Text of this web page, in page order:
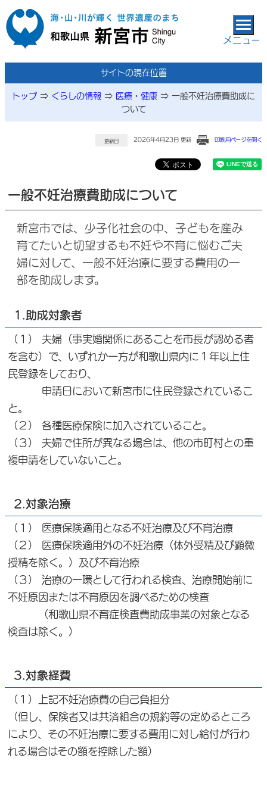
本文へ移動
メニュー
サイトの現在位置
トップ ⇒ くらしの情報 ⇒ 医療・健康 ⇒ 一般不妊治療費助成に
ついて
更新日 2026年4月23日 更新 印刷用ページを開く
一般不妊治療費助成について
新宮市では、少子化社会の中、子どもを産み
育てたいと切望するも不妊や不育に悩むご夫
婦に対して、一般不妊治療に要する費用の一
部を助成します。
1.助成対象者
（１） 夫婦（事実婚関係にあることを市長が認める者
を含む）で、いずれか一方が和歌山県内に１年以上住
民登録をしており、
申請日において新宮市に住民登録されているこ
と。
（２） 各種医療保険に加入されていること。
（３） 夫婦で住所が異なる場合は、他の市町村との重
複申請をしていないこと。
2.対象治療
（１） 医療保険適用となる不妊治療及び不育治療
（２） 医療保険適用外の不妊治療（体外受精及び顕微
授精を除く。）及び不育治療
（３） 治療の一環として行われる検査、治療開始前に
不妊原因または不育原因を調べるための検査
（和歌山県不育症検査費助成事業の対象となる
検査は除く。）
3.対象経費
（１）上記不妊治療費の自己負担分
（但し、保険者又は共済組合の規約等の定めるところ
により、その不妊治療に要する費用に対し給付が行わ
れる場合はその額を控除した額）